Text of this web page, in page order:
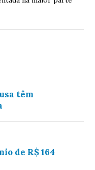
têm
de R$ 164